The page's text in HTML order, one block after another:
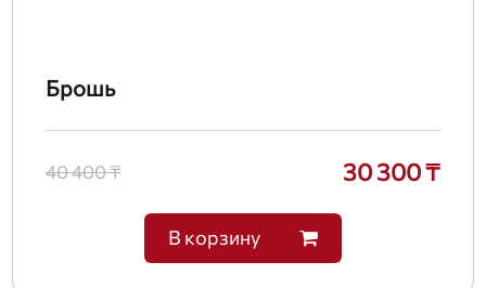
Брошь
40 400 ₸ 30 300 ₸
В корзину